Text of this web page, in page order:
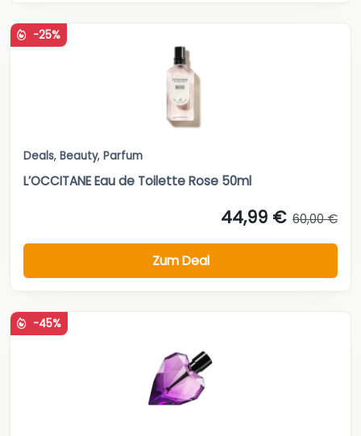
-25%
Deals, Beauty, Parfum
L’OCCITANE Eau de Toilette Rose 50ml
44,99 € 60,00 €
Zum Deal
-45%